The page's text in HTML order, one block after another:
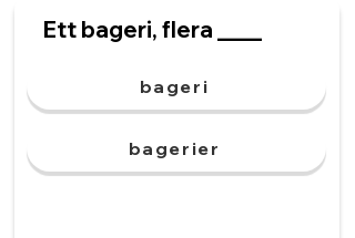
Ett bageri, flera ____
bageri
bagerier